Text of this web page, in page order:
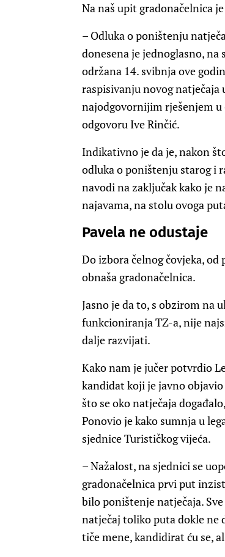
Na naš upit gradonačelnica
– Odluka o poništenju
donesena je jednoglasno, na
održana 14. svibnja ove
raspisivanju novog
najodgovornijim rješenjem
odgovoru Ive Rinčić.
Indikativno je da je, nakon
odluka o poništenju starog i
navodi na zaključak kako je
najavama, na stolu ovoga
Pavela ne odustaje
Do izbora čelnog čovjeka,
obnaša gradonačelnica.
Jasno je da to, s obzirom na
funkcioniranja TZ-a, nije
dalje razvijati.
Kako nam je jučer potvrdio
kandidat koji je javno
što se oko natječaja
Ponovio je kako sumnja u
sjednice Turističkog vijeća.
– Nažalost, na sjednici se
gradonačelnica prvi put
bilo poništenje natječaja.
natječaj toliko puta dokle ne
tiče mene, kandidirat ću se,